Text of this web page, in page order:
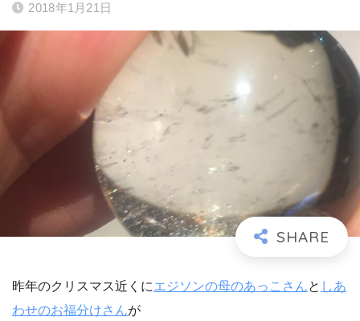
2018年1月21日
昨年のクリスマス近くにエジソンの母のあっこさんと しあ
わせのお福分けさんが